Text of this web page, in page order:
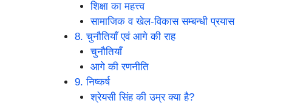
शिक्षा का महत्त्व
सामाजिक व खेल-विकास सम्बन्धी प्रयास
8. चुनौतियाँ एवं आगे की राह
चुनौतियाँ
आगे की रणनीति
9. निष्कर्ष
श्रेयसी सिंह की उम्र क्या है?